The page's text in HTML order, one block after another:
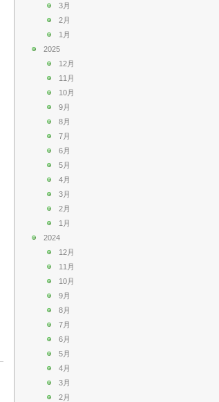
3月
2月
1月
2025
12月
11月
10月
9月
8月
7月
6月
5月
4月
3月
2月
1月
2024
12月
11月
10月
9月
8月
7月
6月
5月
4月
3月
2月